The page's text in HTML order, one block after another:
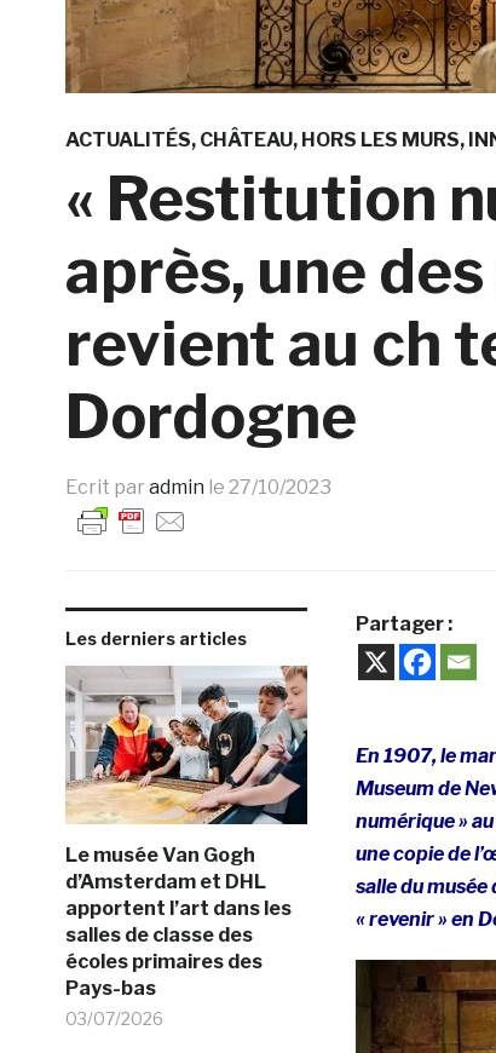
ACTUALITÉS CHÂTEAU HORS LES MURS
« Restitution
après, une
revient au ch
Dordogne
Ecrit par admin le 27/10/2023
Les derniers articles
Le musée Van Gogh
d’Amsterdam et DHL
apportent l’art dans les
salles de classe des
écoles primaires des
Pays-bas
03/07/2026
Partager :
En 1907, le
Museum de
numérique »
une copie de
salle du
« revenir » en